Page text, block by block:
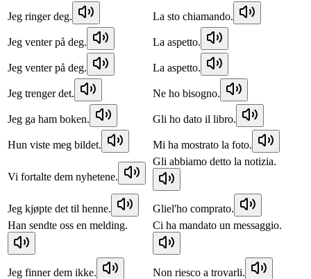
Jeg ringer deg. La sto chiamando.
Jeg venter på deg. La aspetto.
Jeg venter på deg. La aspetto.
Jeg trenger det. Ne ho bisogno.
Jeg ga ham boken. Gli ho dato il libro.
Hun viste meg bildet. Mi ha mostrato la foto.
Vi fortalte dem nyhetene.
Gli abbiamo detto la notizia.
Jeg kjøpte det til henne.
Gliel'ho comprato.
Han sendte oss en melding.
Ci ha mandato un messaggio.
Jeg finner dem ikke. Non riesco a trovarli.